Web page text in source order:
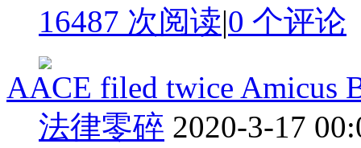
16487 次阅读|0 个评论
AACE filed twice Amicus
法律零碎 2020-3-17